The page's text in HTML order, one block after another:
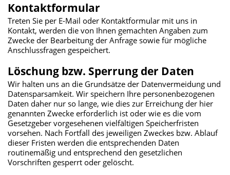
Kontaktformular
Treten Sie per E-Mail oder Kontaktformular mit uns in
Kontakt, werden die von Ihnen gemachten Angaben zum
Zwecke der Bearbeitung der Anfrage sowie für mögliche
Anschlussfragen gespeichert.
Löschung bzw. Sperrung der Daten
Wir halten uns an die Grundsätze der Datenvermeidung und
Datensparsamkeit. Wir speichern Ihre personenbezogenen
Daten daher nur so lange, wie dies zur Erreichung der hier
genannten Zwecke erforderlich ist oder wie es die vom
Gesetzgeber vorgesehenen vielfältigen Speicherfristen
vorsehen. Nach Fortfall des jeweiligen Zweckes bzw. Ablauf
dieser Fristen werden die entsprechenden Daten
routinemäßig und entsprechend den gesetzlichen
Vorschriften gesperrt oder gelöscht.